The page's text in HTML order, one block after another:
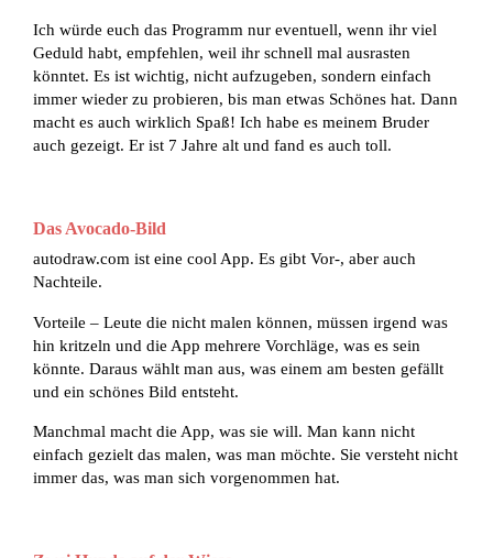
Ich würde euch das Programm nur eventuell, wenn ihr viel
Geduld habt, empfehlen, weil ihr schnell mal ausrasten
könntet. Es ist wichtig, nicht aufzugeben, sondern einfach
immer wieder zu probieren, bis man etwas Schönes hat. Dann
macht es auch wirklich Spaß! Ich habe es meinem Bruder
auch gezeigt. Er ist 7 Jahre alt und fand es auch toll.
Das Avocado-Bild
autodraw.com ist eine cool App. Es gibt Vor-, aber auch
Nachteile.
Vorteile – Leute die nicht malen können, müssen irgend was
hin kritzeln und die App mehrere Vorchläge, was es sein
könnte. Daraus wählt man aus, was einem am besten gefällt
und ein schönes Bild entsteht.
Manchmal macht die App, was sie will. Man kann nicht
einfach gezielt das malen, was man möchte. Sie versteht nicht
immer das, was man sich vorgenommen hat.